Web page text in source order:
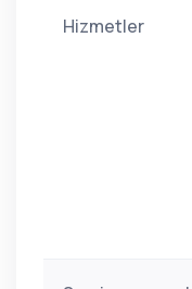
Hizmetler